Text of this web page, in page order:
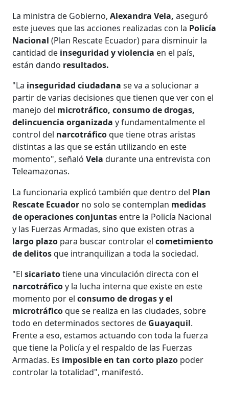
La ministra de Gobierno,Alexandra Vela, aseguró
este jueves que las acciones realizadas con la Policía
Nacional(Plan Rescate Ecuador) para disminuir la
cantidad de inseguridad y violencia en el país,
están dando resultados.
"La inseguridad ciudadana se va a solucionar a
partir de varias decisiones que tienen que ver con el
manejo del microtráfico, consumo de drogas,
delincuencia organizaday fundamentalmente el
control del narcotráficoque tiene otras aristas
distintas a las que se están utilizando en este
momento", señalóVeladurante una entrevista con
Teleamazonas.
La funcionaria explicó también que dentro del Plan
Rescate Ecuador no solo se contemplan medidas
de operaciones conjuntas entre la Policía Nacional
y las Fuerzas Armadas, sino que existen otras a
largo plazo para buscar controlar elcometimiento
de delitosque intranquilizan a toda la sociedad.
"El sicariatotiene una vinculación directa con el
narcotráficoy la lucha interna que existe en este
momento por elconsumo de drogas y el
microtráficoque se realiza en las ciudades, sobre
todo en determinados sectores de Guayaquil.
Frente a eso, estamos actuando con toda la fuerza
que tiene la Policía y el respaldo de las Fuerzas
Armadas. Es imposible en tan corto plazo poder
controlar la totalidad", manifestó.